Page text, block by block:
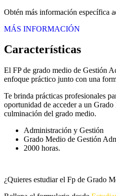
Obtén más información específica
MÁS INFORMACIÓN
Características
El FP de grado medio de Gestión
enfoque práctico junto con una
Te brinda prácticas profesionales
oportunidad de acceder a un Grado
culminación del grado medio.
Administración y Gestión
Grado Medio de Gestión
2000 horas.
¿Quieres estudiar el Fp de Grado